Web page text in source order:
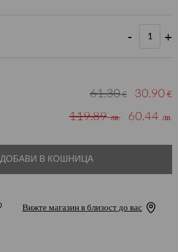
- +
61.30€ 30.90 €
119.89лв. 60.44 лв.
ДОБАВИ В КОШНИЦА
Вижте магазин в близост до вас